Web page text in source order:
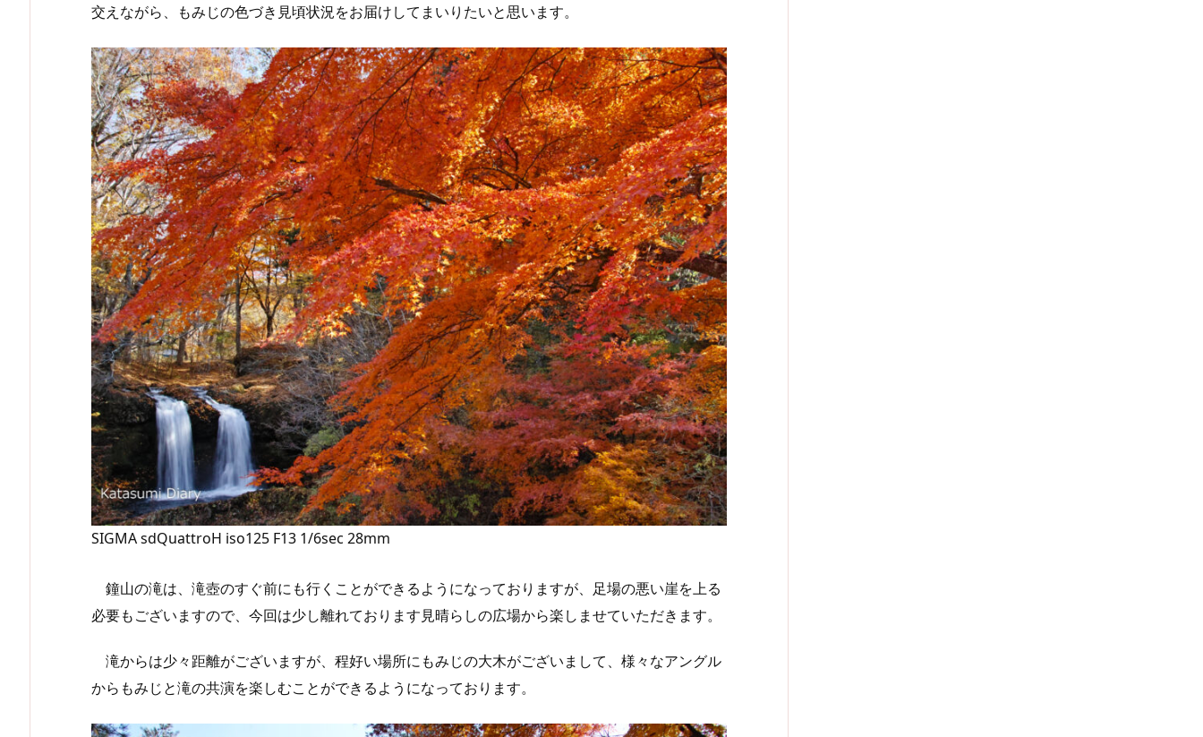
交えながら、もみじの色づき見頃状況をお届けしてまいりたいと思います。
SIGMA sdQuattroH iso125 F13 1/6sec 28mm
鐘山の滝は、滝壺のすぐ前にも行くことができるようになっておりますが、足場の悪い崖を上る
必要もございますので、今回は少し離れております見晴らしの広場から楽しませていただきます。
滝からは少々距離がございますが、程好い場所にもみじの大木がございまして、様々なアングル
からもみじと滝の共演を楽しむことができるようになっております。